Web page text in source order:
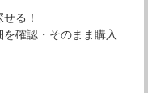
る！
確認・そのまま購入